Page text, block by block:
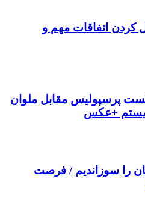
کردن اتفاقات مهم و
پرسپولیس مقابل ملوان
بیستم +عکس
را سوزاندیم / فرصت